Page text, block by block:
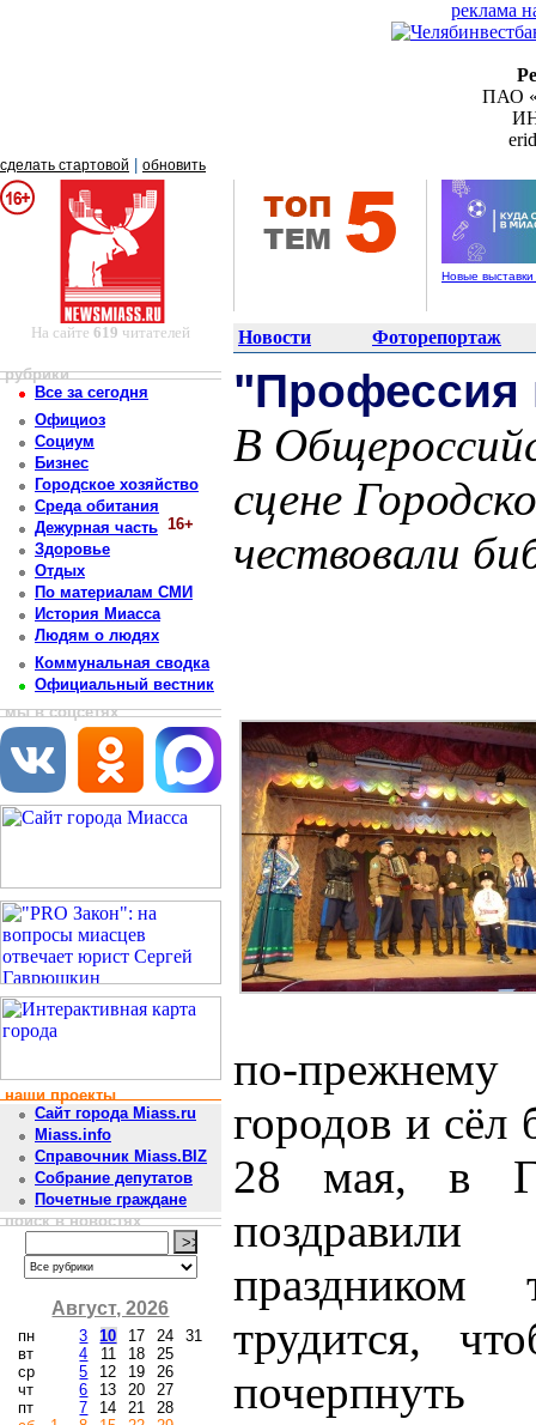
реклама
ПАО
сделать стартовой обновить
Новые выставки
На сайте 619 читателей Новости Фоторепортаж
рубрики
Все за сегодня
Официоз
Социум
Бизнес
Городское хозяйство
Среда обитания
Дежурная часть 16+
Здоровье
Отдых
По материалам СМИ
История Миасса
Людям о людях
Коммунальная сводка
Официальный вестник
мы в соцсетях
наши проекты
Сайт города Miass.ru
Miass.info
Справочник Miass.BIZ
Собрание депутатов
Почетные граждане
поиск в новостях
Август, 2026
пн
вт
ср
чт
пт
3
4
5
6
7
10
11
12
13
14
17
18
19
20
21
24
25
26
27
28
31
"Профессия
В
сцене
чествовали
по-
городов и сёл
28 мая, в
трудится,